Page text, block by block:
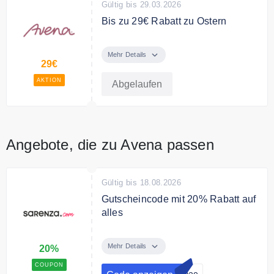
29€
AKTION
Gültig bis 29.03.2026
Bis zu 29€ Rabatt zu Ostern
Avena Osterpreisen
*Die Osterpreise gelten für
Mehr Details
Abgelaufen
Angebote, die zu Avena passen
20%
COUPON
Gültig bis 18.08.2026
Gutscheincode mit 20% Rabatt auf
alles
die gesamte Bestellung mit dem
Mehr Details